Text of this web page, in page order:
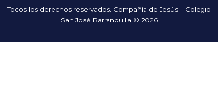
Todos los derechos reservados. Compañía de Jesús – Colegio
San José Barranquilla © 2026